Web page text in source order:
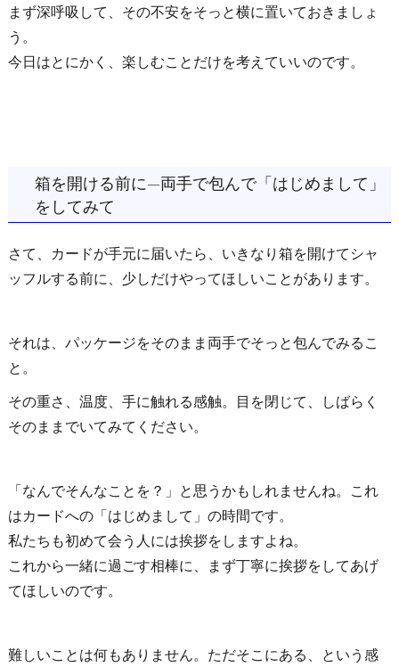
まず深呼吸して、その不安をそっと横に置いておきましょ
う。
今日はとにかく、楽しむことだけを考えていいのです。
箱を開ける前に—両手で包んで「はじめまして」
をしてみて
さて、カードが手元に届いたら、いきなり箱を開けてシャ
ッフルする前に、少しだけやってほしいことがあります。
それは、パッケージをそのまま両手でそっと包んでみるこ
と。
その重さ、温度、手に触れる感触。目を閉じて、しばらく
そのままでいてみてください。
「なんでそんなことを？」と思うかもしれませんね。これ
はカードへの「はじめまして」の時間です。
私たちも初めて会う人には挨拶をしますよね。
これから一緒に過ごす相棒に、まず丁寧に挨拶をしてあげ
てほしいのです。
難しいことは何もありません。ただそこにある、という感